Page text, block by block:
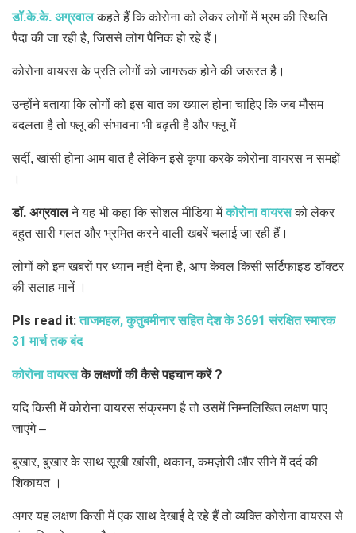
डॉ.के.के. अग्रवालकहते हैं कि कोरोना को लेकर लोगों में भ्रम की स्थिति
पैदा की जा रही है, जिससे लोग पैनिक हो रहे हैं।
कोरोना वायरस के प्रति लोगों को जागरूक होने की जरूरत है।
उन्होंने बताया कि लोगों को इस बात का ख्याल होना चाहिए कि जब मौसम
बदलता है तो फ्लू की संभावना भी बढ़ती है और फ्लू में
सर्दी, खांसी होना आम बात है लेकिन इसे कृपा करके कोरोना वायरस न समझें
।
डॉ. अग्रवालने यह भी कहा कि सोशल मीडिया मेंकोरोना वायरसको लेकर
बहुत सारी गलत और भ्रमित करने वाली खबरें चलाई जा रही हैं।
लोगों को इन खबरों पर ध्यान नहीं देना है, आप केवल किसी सर्टिफाइड डॉक्टर
की सलाह मानें ।
Pls read it:ताजमहल, कुतुबमीनार सहित देश के 3691 संरक्षित स्मारक
31 मार्च तक बंद
कोरोना वायरसके लक्षणों की कैसे पहचान करें ?
यदि किसी में कोरोना वायरस संक्रमण है तो उसमें निम्नलिखित लक्षण पाए
जाएंगे –
बुखार, बुखार के साथ सूखी खांसी, थकान, कमज़ोरी और सीने में दर्द की
शिकायत ।
अगर यह लक्षण किसी में एक साथ देखाई दे रहे हैं तो व्यक्ति कोरोना वायरस से